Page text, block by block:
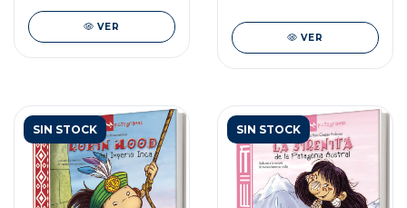
VER
VER
SIN STOCK SIN STOCK